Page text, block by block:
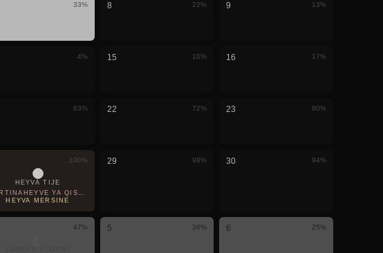
33% 8 22% 9 13%
4% 15 10% 16 17%
63% 22 72% 23 80%
100%
HEYVA TIJE
YA QISMÎ · LI VIR TÊ DÎTIN
HEYVA MERSINÊ
29 98% 30 94%
47% 5 36% 6 25%